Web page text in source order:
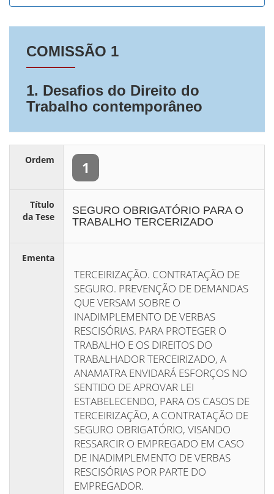
COMISSÃO 1
1. Desafios do Direito do
Trabalho contemporâneo
Ordem 1
Título
da Tese
SEGURO OBRIGATÓRIO PARA O
TRABALHO TERCERIZADO
Ementa
TERCEIRIZAÇÃO. CONTRATAÇÃO DE
SEGURO. PREVENÇÃO DE DEMANDAS
QUE VERSAM SOBRE O
INADIMPLEMENTO DE VERBAS
RESCISÓRIAS. PARA PROTEGER O
TRABALHO E OS DIREITOS DO
TRABALHADOR TERCEIRIZADO, A
ANAMATRA ENVIDARÁ ESFORÇOS NO
SENTIDO DE APROVAR LEI
ESTABELECENDO, PARA OS CASOS DE
TERCEIRIZAÇÃO, A CONTRATAÇÃO DE
SEGURO OBRIGATÓRIO, VISANDO
RESSARCIR O EMPREGADO EM CASO
DE INADIMPLEMENTO DE VERBAS
RESCISÓRIAS POR PARTE DO
EMPREGADOR.